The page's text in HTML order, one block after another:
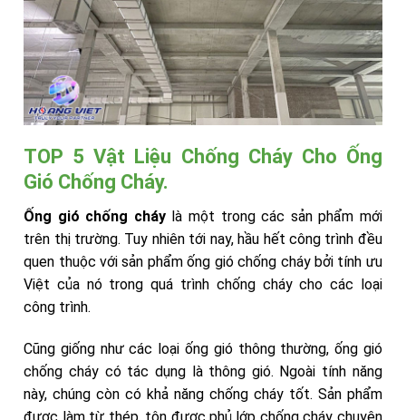
TOP 5 Vật Liệu Chống Cháy Cho Ống
Gió Chống Cháy.
Ống gió chống cháylà một trong các sản phẩm mới
trên thị trường. Tuy nhiên tới nay, hầu hết công trình đều
quen thuộc với sản phẩm ống gió chống cháy bởi tính ưu
Việt của nó trong quá trình chống cháy cho các loại
công trình.
Cũng giống như các loại ống gió thông thường, ống gió
chống cháy có tác dụng là thông gió. Ngoài tính năng
này, chúng còn có khả năng chống cháy tốt. Sản phẩm